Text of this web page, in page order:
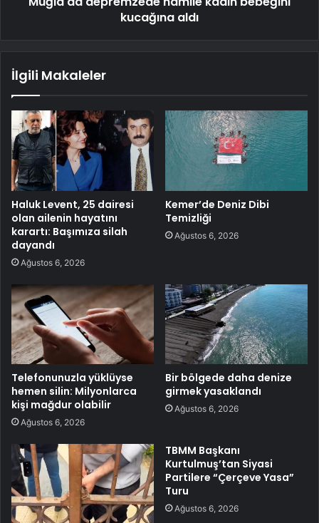
kucağına aldı
İlgili Makaleler
Haluk Levent, 25 dairesi
olan ailenin hayatını
karartı: Başımıza silah
dayandı
Ağustos 6, 2026
Kemer’de Deniz Dibi
Temizliği
Ağustos 6, 2026
Telefonunuzla yüklüyse
hemen silin: Milyonlarca
kişi mağdur olabilir
Ağustos 6, 2026
Bir bölgede daha denize
girmek yasaklandı
Ağustos 6, 2026
TBMM Başkanı
Kurtulmuş’tan Siyasi
Partilere “Çerçeve Yasa”
Turu
Ağustos 6, 2026